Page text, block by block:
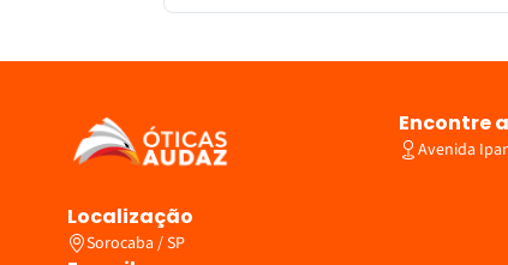
Localização
Sorocaba / SP
Encontre
Avenida